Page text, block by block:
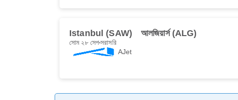
Istanbul (SAW) আলজিয়ার্স (ALG)
সোম ২৮ সেপসরাসরি
AJet